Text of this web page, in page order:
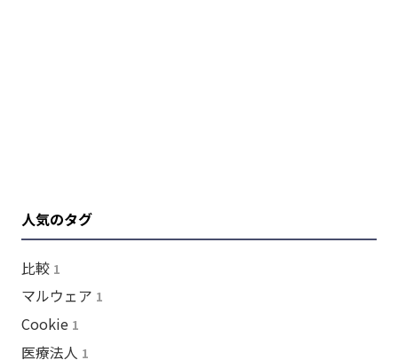
人気のタグ
比較 1
マルウェア 1
Cookie 1
医療法人 1